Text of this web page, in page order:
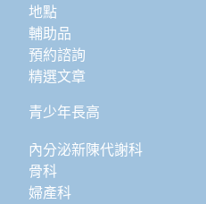
地點
輔助品
預約諮詢
精選文章
青少年長高
內分泌新陳代謝科
骨科
婦產科